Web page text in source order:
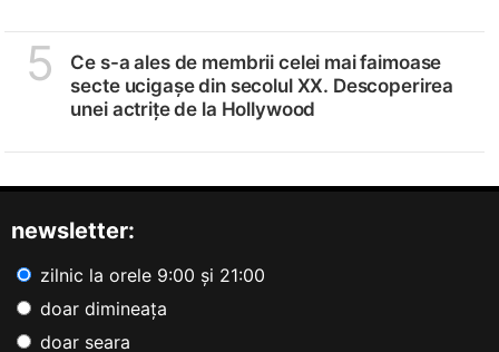
5
Ce s-a ales de membrii celei mai faimoase
secte ucigașe din secolul XX. Descoperirea
unei actrițe de la Hollywood
newsletter:
zilnic la orele 9:00 și 21:00
doar dimineața
doar seara